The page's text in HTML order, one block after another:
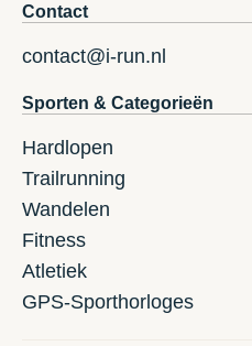
Contact
contact@i-run.nl
Sporten & Categorieën
Hardlopen
Trailrunning
Wandelen
Fitness
Atletiek
GPS-Sporthorloges